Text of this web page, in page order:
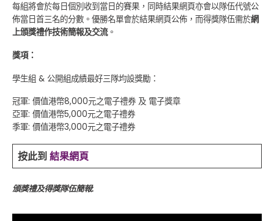
每組將會於每日個別收到當日的賽果，同時結果網頁亦會以隊伍代號公
佈當日首三名的分數。優勝名單會於結果網頁公佈，而得獎隊伍需於網
上頒獎禮作技術簡報及交流。
獎項：
學生組 & 公開組成績最好三隊均設獎勵：
冠軍: 價值港幣8,000元之電子禮券 及 電子獎章
亞軍: 價值港幣5,000元之電子禮券
季軍: 價值港幣3,000元之電子禮券
按此到 結果網頁
頒獎禮及得獎隊伍簡報: